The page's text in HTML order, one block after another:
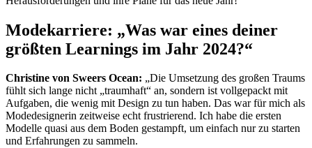
Modekarriere: „Was war eines deiner
größten Learnings im Jahr 2024?“
Christine von Sweers Ocean: „Die Umsetzung des großen Traums
fühlt sich lange nicht „traumhaft“ an, sondern ist vollgepackt mit
Aufgaben, die wenig mit Design zu tun haben. Das war für mich als
Modedesignerin zeitweise echt frustrierend. Ich habe die ersten
Modelle quasi aus dem Boden gestampft, um einfach nur zu starten
und Erfahrungen zu sammeln.